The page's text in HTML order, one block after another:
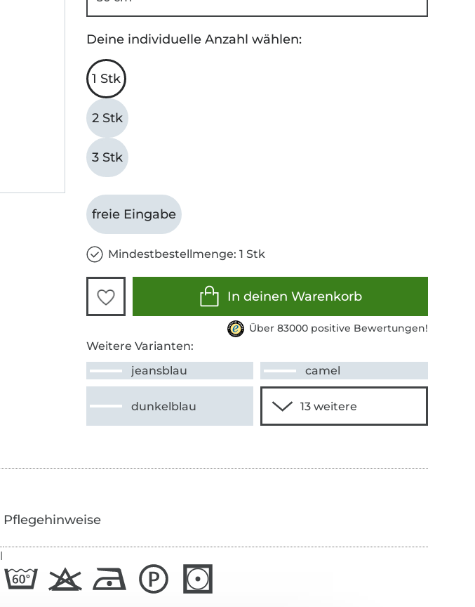
Deine individuelle Anzahl wählen:
1 Stk
2 Stk
3 Stk
freie Eingabe
Mindestbestellmenge: 1 Stk
In deinen Warenkorb
Über 83000 positive Bewertungen!
Weitere Varianten:
jeansblau
camel
dunkelblau
Pflegehinweise